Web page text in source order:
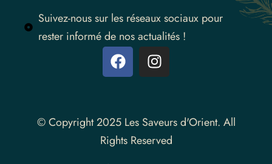
Suivez-nous sur les réseaux sociaux pour
rester informé de nos actualités !
© Copyright 2025 Les Saveurs d'Orient. All
Rights Reserved